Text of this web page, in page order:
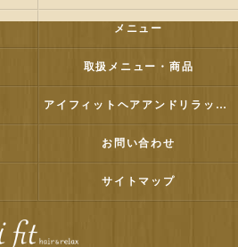
メニュー
取扱メニュー・商品
アイフィットヘアアンドリラックス
お問い合わせ
サイトマップ